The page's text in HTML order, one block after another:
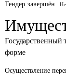
Тендер завершён
Государственный
форме
Осуществление